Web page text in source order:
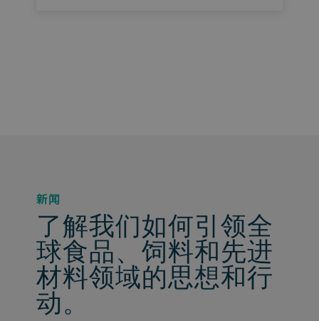
新闻
了解我们如何引领全
球食品、饲料和先进
材料领域的思想和行
动。